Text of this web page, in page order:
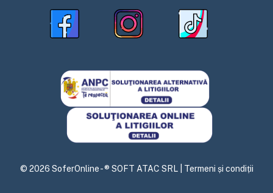
© 2026 SoferOnline - ® SOFT ATAC SRL | Termeni și condiții